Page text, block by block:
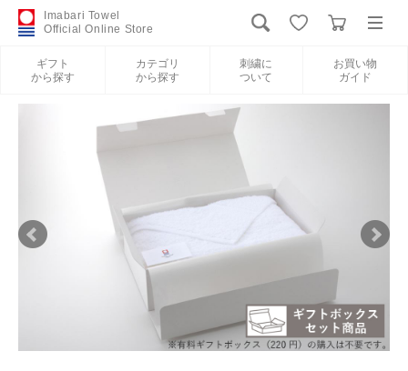
Imabari Towel
Official Online Store
ギフト
から探す
カテゴリ
から探す
刺繍に
ついて
お買い物
ガイド
新規会員登録
ギフトから探す
カテゴリから探す